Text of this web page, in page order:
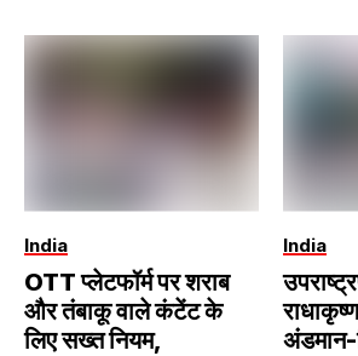
India
OTT प्लेटफॉर्म पर शराब
और तंबाकू वाले कंटेंट के
लिए सख्त नियम,
India
अंडमान-